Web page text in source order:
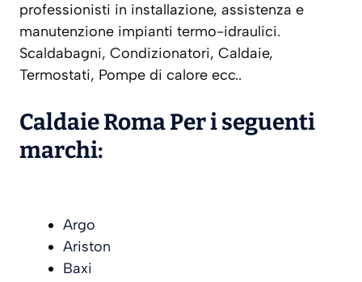
professionisti in installazione, assistenza e
manutenzione impianti termo-idraulici.
Scaldabagni, Condizionatori, Caldaie,
Termostati, Pompe di calore ecc..
Caldaie Roma Per i seguenti
marchi:
Argo
Ariston
Baxi